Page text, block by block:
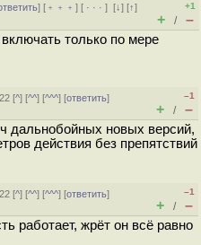
] [ ﹢﹢﹢] [ · · ·][↓] [↑]
+1
+ / –
только по мере
[^] [^^] [^^^] [ответить]
–1
+ / –
дальнобойных новых версий,
действия без препятствий
[^] [^^] [^^^] [ответить]
–1
+ / –
работает, жрёт он всё равно